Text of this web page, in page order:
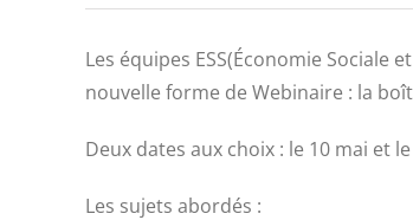
Les équipes ESS(Économie Sociale
nouvelle forme de Webinaire : la
Deux dates aux choix : le 10 mai et
Les sujets abordés :